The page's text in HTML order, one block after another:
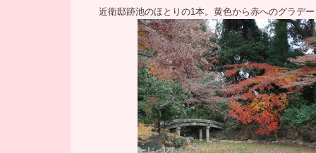
近衛邸跡池のほとりの1本。黄色から赤へのグラデ